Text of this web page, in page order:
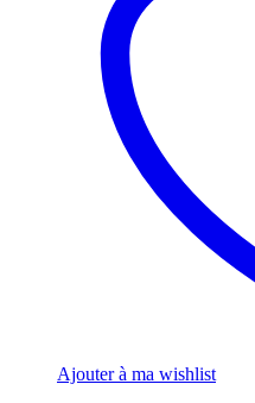
Ajouter à ma wishlist